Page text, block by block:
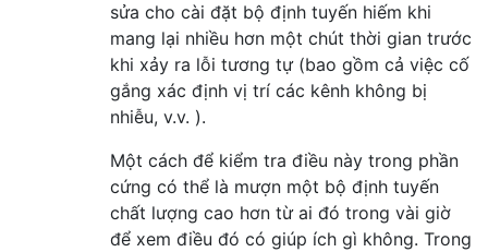
sửa cho cài đặt bộ định tuyến hiếm khi
mang lại nhiều hơn một chút thời gian trước
khi xảy ra lỗi tương tự (bao gồm cả việc cố
gắng xác định vị trí các kênh không bị
nhiễu, v.v. ).
Một cách để kiểm tra điều này trong phần
cứng có thể là mượn một bộ định tuyến
chất lượng cao hơn từ ai đó trong vài giờ
để xem điều đó có giúp ích gì không. Trong